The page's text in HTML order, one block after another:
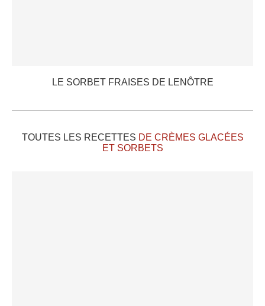
LE SORBET FRAISES DE LENÔTRE
TOUTES LES RECETTES DE CRÈMES GLACÉES
ET SORBETS